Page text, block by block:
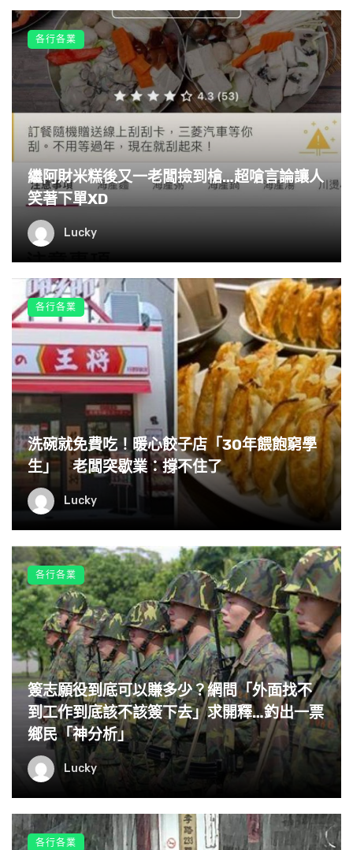
「都超過２０分鐘，快餓死了，你東西到底送去哪」對外送
員飆罵了一句，竟惹來駭人結局
有一天，我跟阿承打完籃球正走在回到宿舍的路上，順
手在外送平台上按了兩杯大杯紅茶鮮奶加波霸。
幾場電動後，飲料都還沒送來，我可能耐心不夠，有點火
「太扯了吧，都已經超過40分鐘了，外送員到底跑去哪裡混
了？我打去催一下。」「不要急啦，外送員其實很辛苦，不
要催人家。」
這話從平時嘴賤的承翔嘴裡說出來，還真他媽的詭異，「幹
嘛？外送員是正妹嗎？這麼體貼人家唷。」我忍不住虧了他
一下。
「不是啦，他們騎車送餐真的很辛苦。哦對了，我有沒有跟
你說我表姊的事？」「沒有呀，你要幫我介紹嗎？」
承翔意味深長地看了我一眼，拍拍我的肩說：「你不會想要
的……」我忍不住笑出聲來說：「廢話，跟你有血緣關係，
是會長得好看到哪裡？」
繼阿財米糕後又一老闆撿到槍…超嗆言論讓人
笑著下單XD
Lucky
各行各業
洗碗就免費吃！暖心餃子店「30年餵飽窮學
生」 老闆突歇業：撐不住了
Lucky
各行各業
簽志願役到底可以賺多少？網問「外面找不
到工作到底該不該簽下去」求開釋…釣出一票
鄉民「神分析」
Lucky
各行各業
各行各業